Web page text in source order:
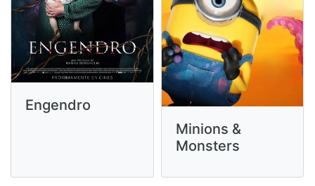
Engendro
Minions &
Monsters